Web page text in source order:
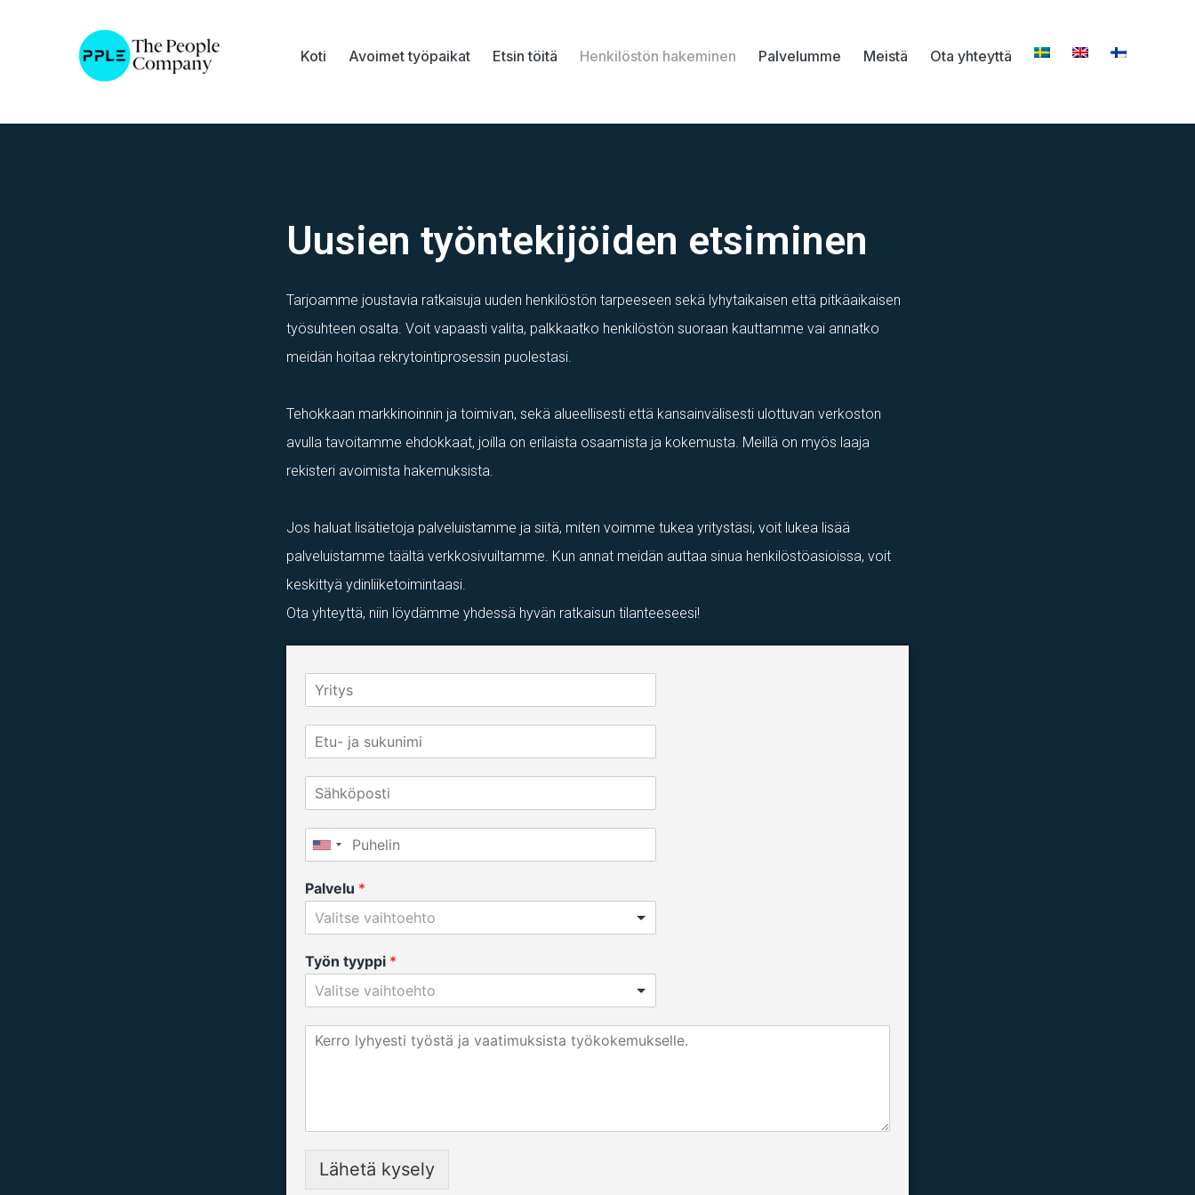
Koti Avoimet työpaikat Etsin töitä Henkilöstön hakeminen Palvelumme Meistä Ota yhteyttä
Uusien työntekijöiden etsiminen
Tarjoamme joustavia ratkaisuja uuden henkilöstön tarpeeseen sekä lyhytaikaisen että pitkäaikaisen
työsuhteen osalta. Voit vapaasti valita, palkkaatko henkilöstön suoraan kauttamme vai annatko
meidän hoitaa rekrytointiprosessin puolestasi.
Tehokkaan markkinoinnin ja toimivan, sekä alueellisesti että kansainvälisesti ulottuvan verkoston
avulla tavoitamme ehdokkaat, joilla on erilaista osaamista ja kokemusta. Meillä on myös laaja
rekisteri avoimista hakemuksista.
Jos haluat lisätietoja palveluistamme ja siitä, miten voimme tukea yritystäsi, voit lukea lisää
palveluistamme täältä verkkosivuiltamme. Kun annat meidän auttaa sinua henkilöstöasioissa, voit
keskittyä ydinliiketoimintaasi.
Ota yhteyttä, niin löydämme yhdessä hyvän ratkaisun tilanteeseesi!
Palvelu *
Valitse vaihtoehto
Työn tyyppi *
Valitse vaihtoehto
Lähetä kysely